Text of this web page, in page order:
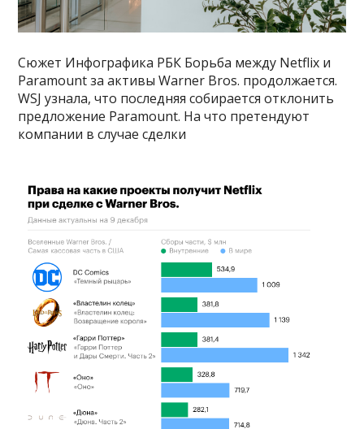
Сюжет Инфографика РБК Борьба между Netflix и
Paramount за активы Warner Bros. продолжается.
WSJ узнала, что последняя собирается отклонить
предложение Paramount. На что претендуют
компании в случае сделки